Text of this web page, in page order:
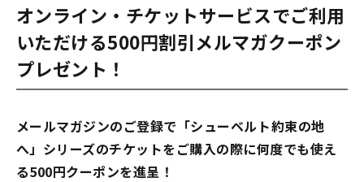
オンライン・チケットサービスでご利用
いただける500円割引メルマガクーポン
プレゼント！
メールマガジンのご登録で「シューベルト――約束の地
へ」シリーズのチケットをご購入の際に何度でも使え
る500円クーポンを進呈！